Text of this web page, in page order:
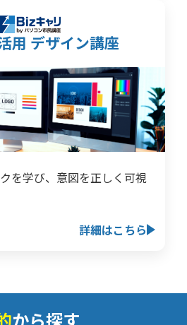
用 デザイン講座
を学び、意図を正しく可視
詳細はこちら
から探す